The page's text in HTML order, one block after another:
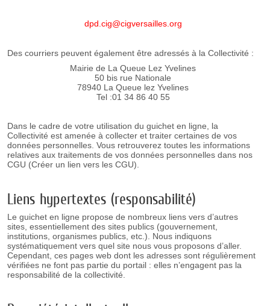
dpd.cig@cigversailles.org
Des courriers peuvent également être adressés à la Collectivité :
Mairie de La Queue Lez Yvelines
50 bis rue Nationale
78940 La Queue lez Yvelines
Tel :01 34 86 40 55
Dans le cadre de votre utilisation du guichet en ligne, la
Collectivité est amenée à collecter et traiter certaines de vos
données personnelles. Vous retrouverez toutes les informations
relatives aux traitements de vos données personnelles dans nos
CGU (Créer un lien vers les CGU).
Liens hypertextes (responsabilité)
Le guichet en ligne propose de nombreux liens vers d’autres
sites, essentiellement des sites publics (gouvernement,
institutions, organismes publics, etc.). Nous indiquons
systématiquement vers quel site nous vous proposons d’aller.
Cependant, ces pages web dont les adresses sont régulièrement
vérifiées ne font pas partie du portail : elles n’engagent pas la
responsabilité de la collectivité.